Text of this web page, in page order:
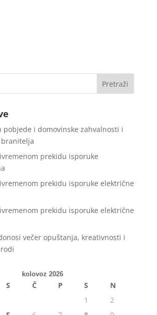
pobjede i domovinske zahvalnosti i
prekidu isporuke
prekidu isporuke električne
prekidu isporuke električne
večer opuštanja, kreativnosti i
kolovoz 2026
S Č P S
N
1
2